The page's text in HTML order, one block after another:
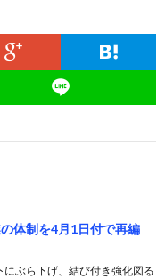
体制を4月1日付で再編
ぶら下げ、結び付き強化図る